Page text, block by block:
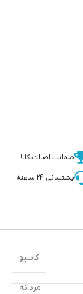
ضمانت اصالت کالا
پشتیبانی 24 ساعته
مردانه
کاسیو